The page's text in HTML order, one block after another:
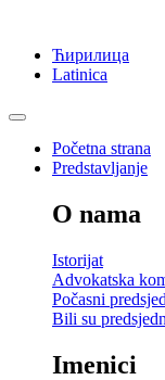
Ћирилица
Latinica
Početna strana
Predstavljanje
O nama
Istorijat
Advokatska
Počasni
Bili su
Imenici